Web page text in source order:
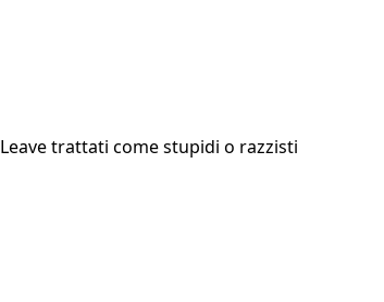
trattati come stupidi o razzisti